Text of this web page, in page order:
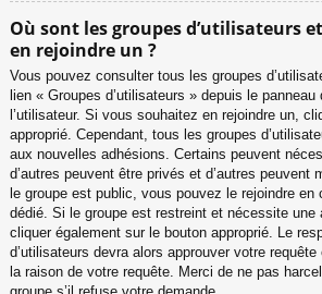
Où sont les groupes d’utilisateurs
en rejoindre un ?
Vous pouvez consulter tous les groupes
lien « Groupes d’utilisateurs » depuis le panneau
l’utilisateur. Si vous souhaitez en rejoindre un,
approprié. Cependant, tous les groupes
aux nouvelles adhésions. Certains peuvent
d’autres peuvent être privés et d’autres peuvent
le groupe est public, vous pouvez le rejoindre en
dédié. Si le groupe est restreint et nécessite une
cliquer également sur le bouton approprié. Le
d’utilisateurs devra alors approuver votre
la raison de votre requête. Merci de ne pas